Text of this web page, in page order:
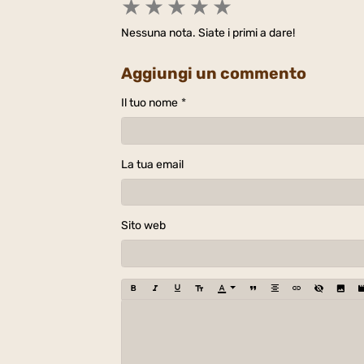
★ ★ ★ ★ ★
Nessuna nota. Siate i primi a dare!
Aggiungi un commento
Il tuo nome
La tua email
Sito web